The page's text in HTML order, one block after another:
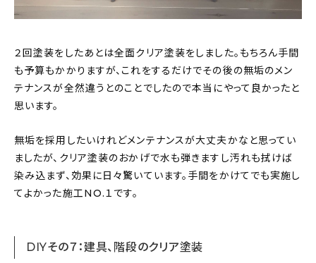
２回塗装をしたあとは全面クリア塗装をしました。もちろん手間
も予算もかかりますが、これをするだけでその後の無垢のメン
テナンスが全然違うとのことでしたので本当にやって良かったと
思います。
無垢を採用したいけれどメンテナンスが大丈夫かなと思ってい
ましたが、クリア塗装のおかげで水も弾きますし汚れも拭けば
染み込まず、効果に日々驚いています。手間をかけてでも実施し
てよかった施工NO.１です。
DIYその７：建具、階段のクリア塗装